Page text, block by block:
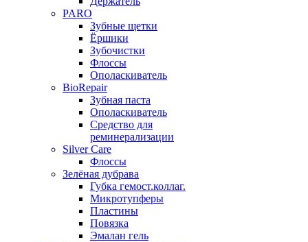
PARO
Зубные щетки
Ёршики
Зубочистки
Флоссы
Ополаскиватель
BioRepair
Зубная паста
Ополаскиватель
Средство для
реминерализации
Silver Care
Флоссы
Зелёная дубрава
Губка гемост.коллаг.
Микротупферы
Пластины
Повязка
Эмалан гель